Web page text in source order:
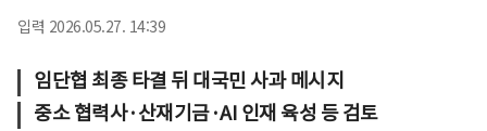
입력 2026.05.27. 14:39
임단협 최종 타결 뒤 대국민 사과 메시지
중소 협력사·산재기금·AI 인재 육성 등 검토